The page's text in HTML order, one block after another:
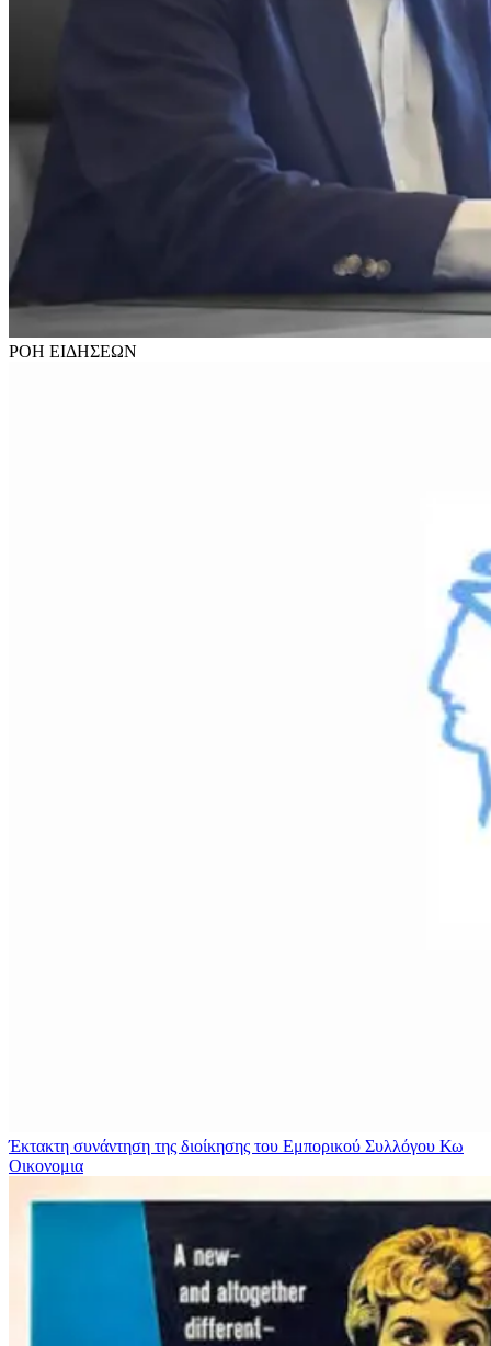
ΡΟΗ ΕΙΔΗΣΕΩΝ
Έκτακτη συνάντηση της διοίκησης του Εμπορικού Συλλόγου Κω
Οικονομια